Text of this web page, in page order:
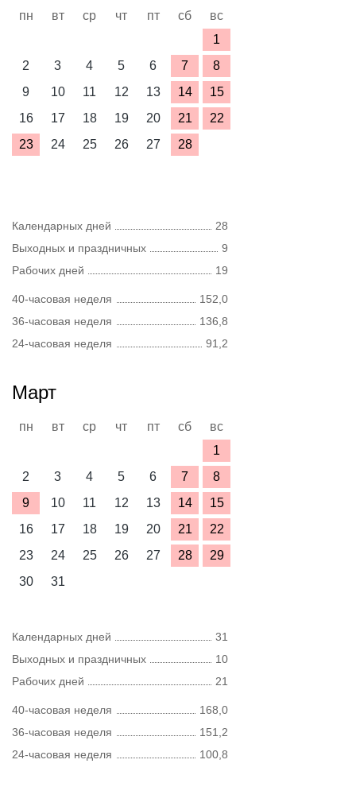
пн вт ср чт пт сб
вс
1
2
3 4 5 6 7
8
9
10 11 12 13 14
15
16
17 18 19 20 21
22
23
24 25 26 27 28
Календарных дней
28
Выходных и праздничных
9
Рабочих дней
19
40-часовая неделя
152,0
36-часовая неделя
136,8
24-часовая неделя
91,2
Март
пн вт ср чт пт сб
вс
1
2
3 4 5 6 7
8
9
10 11 12 13 14
15
16
17 18 19 20 21
22
23
24 25 26 27 28
29
30
31
Календарных дней
31
Выходных и праздничных
10
Рабочих дней
21
40-часовая неделя
168,0
36-часовая неделя
151,2
24-часовая неделя
100,8